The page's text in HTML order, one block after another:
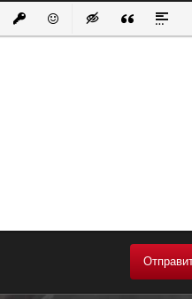
список
ссылку
Вставить защищенную
Вставить смайлик
Вставка скрытого
Вставка